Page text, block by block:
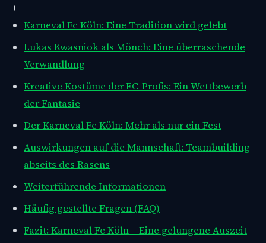
+
Karneval Fc Köln: Eine Tradition wird gelebt
Lukas Kwasniok als Mönch: Eine überraschende
Verwandlung
Kreative Kostüme der FC-Profis: Ein Wettbewerb
der Fantasie
Der Karneval Fc Köln: Mehr als nur ein Fest
Auswirkungen auf die Mannschaft: Teambuilding
abseits des Rasens
Weiterführende Informationen
Häufig gestellte Fragen (FAQ)
Fazit: Karneval Fc Köln – Eine gelungene Auszeit